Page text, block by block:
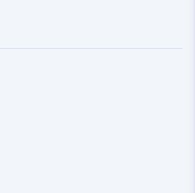
- constant or Fluct -
males
haplotypes affect